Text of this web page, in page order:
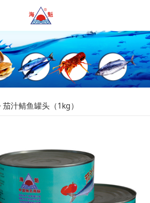
罐头（1kg）
茄汁鲭鱼罐头（1kg）